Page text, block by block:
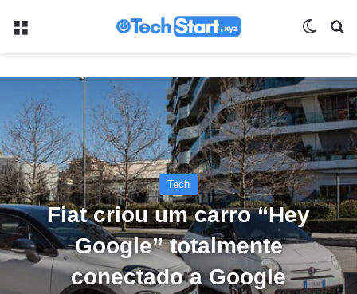
Menu
Tech
Fiat criou um carro “Hey
Google” totalmente
conectado a Google